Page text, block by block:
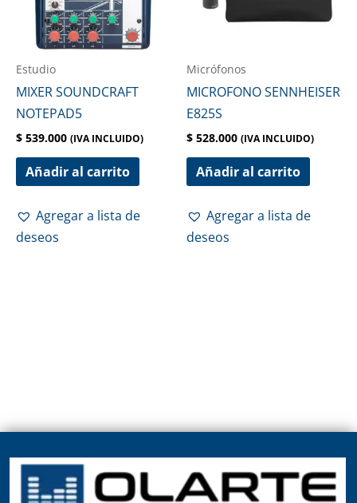
Estudio
MIXER SOUNDCRAFT
NOTEPAD5
$ 539.000 (IVA INCLUIDO)
Añadir al carrito
Agregar a lista de
deseos
Micrófonos
MICROFONO SENNHEISER
E825S
$ 528.000 (IVA INCLUIDO)
Añadir al carrito
Agregar a lista de
deseos